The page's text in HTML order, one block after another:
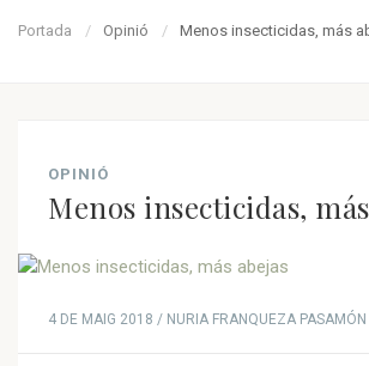
Portada Opinió Menos insecticidas, más
OPINIÓ
Menos insecticidas,
4 DE MAIG 2018 / NURIA FRANQUEZA PASAMÓN